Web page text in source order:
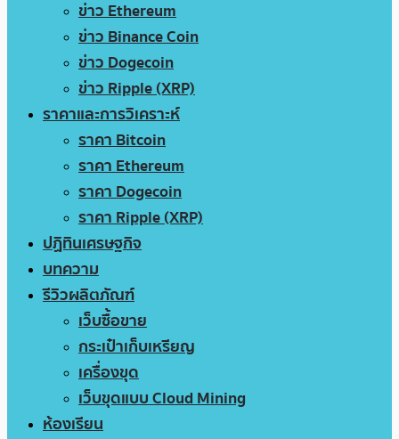
ข่าว Ethereum
ข่าว Binance Coin
ข่าว Dogecoin
ข่าว Ripple (XRP)
ราคาและการวิเคราะห์
ราคา Bitcoin
ราคา Ethereum
ราคา Dogecoin
ราคา Ripple (XRP)
ปฏิทินเศรษฐกิจ
บทความ
รีวิวผลิตภัณฑ์
เว็บซื้อขาย
กระเป๋าเก็บเหรียญ
เครื่องขุด
เว็บขุดแบบ Cloud Mining
ห้องเรียน